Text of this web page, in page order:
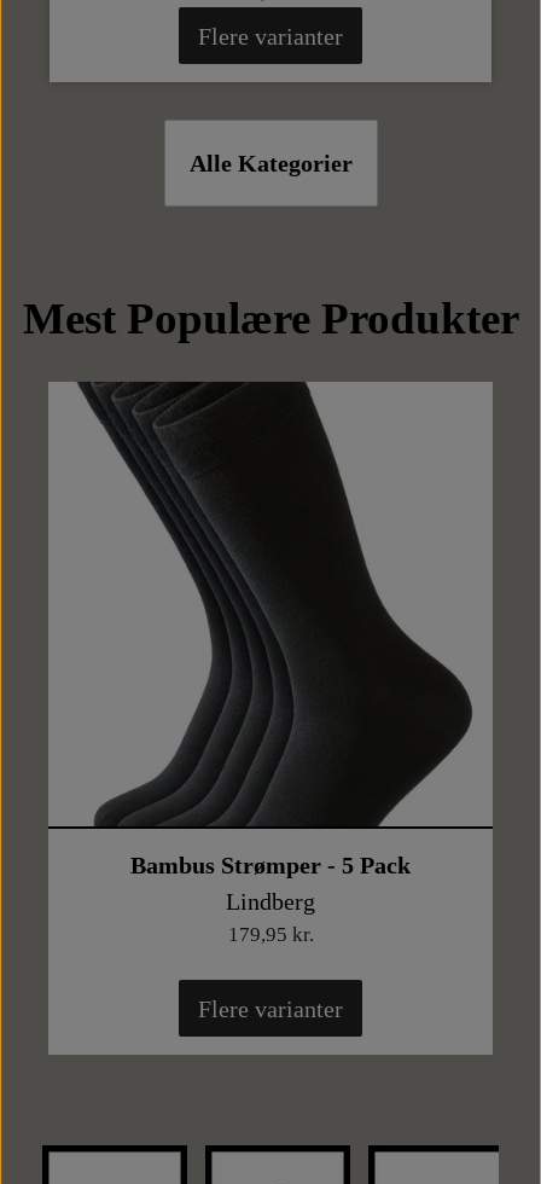
Flere varianter
Alle Kategorier
Mest Populære Produkter
Bambus Strømper - 5 Pack
Lindberg
179,95 kr.
Flere varianter